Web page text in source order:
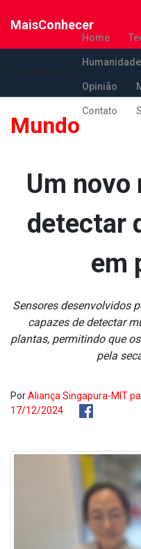
MaisConhecer
Home
Opinião
Contato
Mundo
Um novo
detectar
em
Sensores desenvolvidos
capazes de detectar
plantas, permitindo que
pela
PorAliança Singapura-MIT
17/12/2024